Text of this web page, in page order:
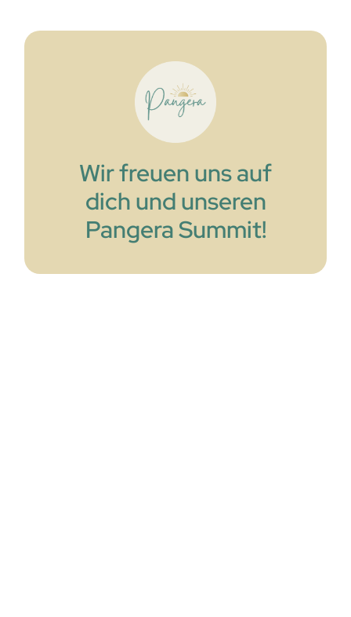
Wir freuen uns auf
dich und unseren
Pangera Summit!